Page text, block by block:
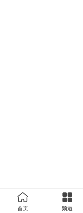
首页 频道